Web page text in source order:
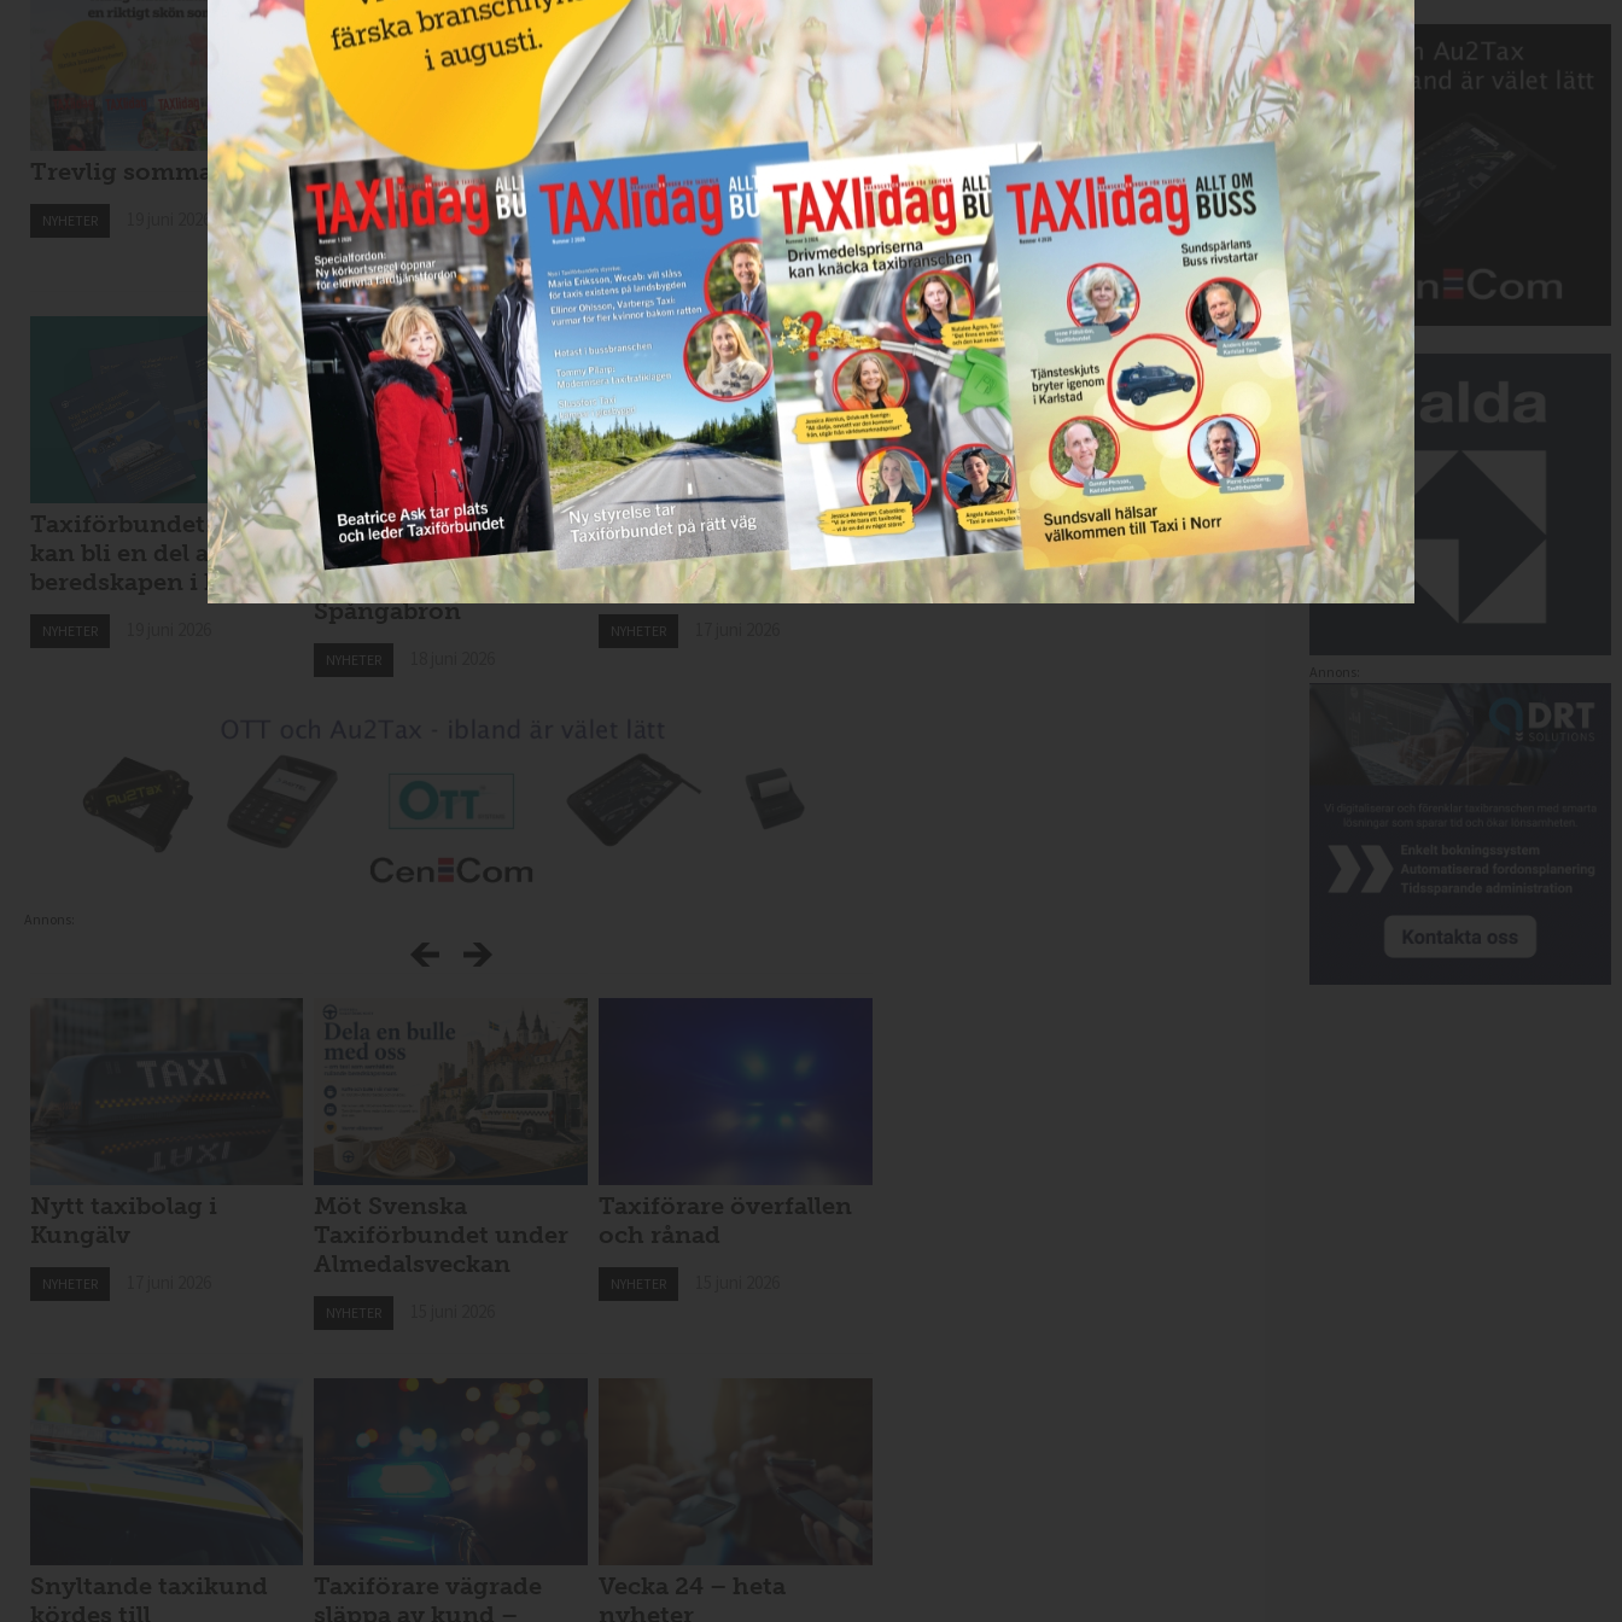
Trevlig sommar!
NYHETER 19 juni 2026
Nytt taxibolag i
Kiruna
NYHETER 19 juni 2026
Nytt taxibolag i Piteå
NYHETER 19 juni 2026
Taxiförbundet: taxi
kan bli en del av
beredskapen i krig
NYHETER
Kaos i Stockholms
lokaltrafik – eldrivna
bussar för tunga för
Spångabron
NYHETER
Kastade elsparkcykel
på taxibil – åtalas för
skadegörelse
NYHETER
Nytt taxibolag i
Kungälv
NYHETER
Möt Svenska
Taxiförbundet under
Almedalsveckan
NYHETER
Taxiförare överfallen
och rånad
NYHETER
Snyltande taxikund
kördes till
Taxiförare vägrade
släppa av kund –
Vecka 24 – heta
nyheter
Annons:
Annons: